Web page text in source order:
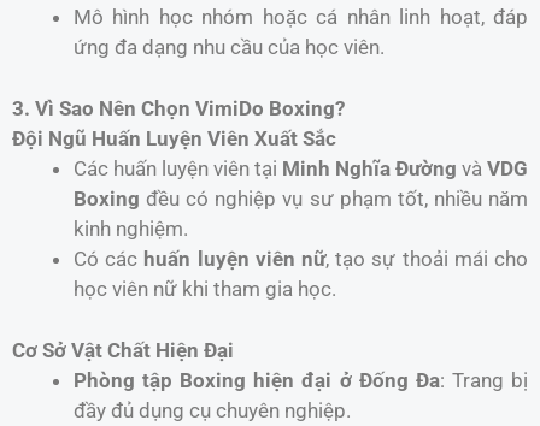
Mô hình học nhóm hoặc cá nhân linh hoạt, đáp
ứng đa dạng nhu cầu của học viên.
3. Vì Sao Nên Chọn VimiDo Boxing?
Đội Ngũ Huấn Luyện Viên Xuất Sắc
Các huấn luyện viên tại Minh Nghĩa Đường và VDG
Boxing đều có nghiệp vụ sư phạm tốt, nhiều năm
kinh nghiệm.
Có các huấn luyện viên nữ, tạo sự thoải mái cho
học viên nữ khi tham gia học.
Cơ Sở Vật Chất Hiện Đại
Phòng tập Boxing hiện đại ở Đống Đa: Trang bị
đầy đủ dụng cụ chuyên nghiệp.